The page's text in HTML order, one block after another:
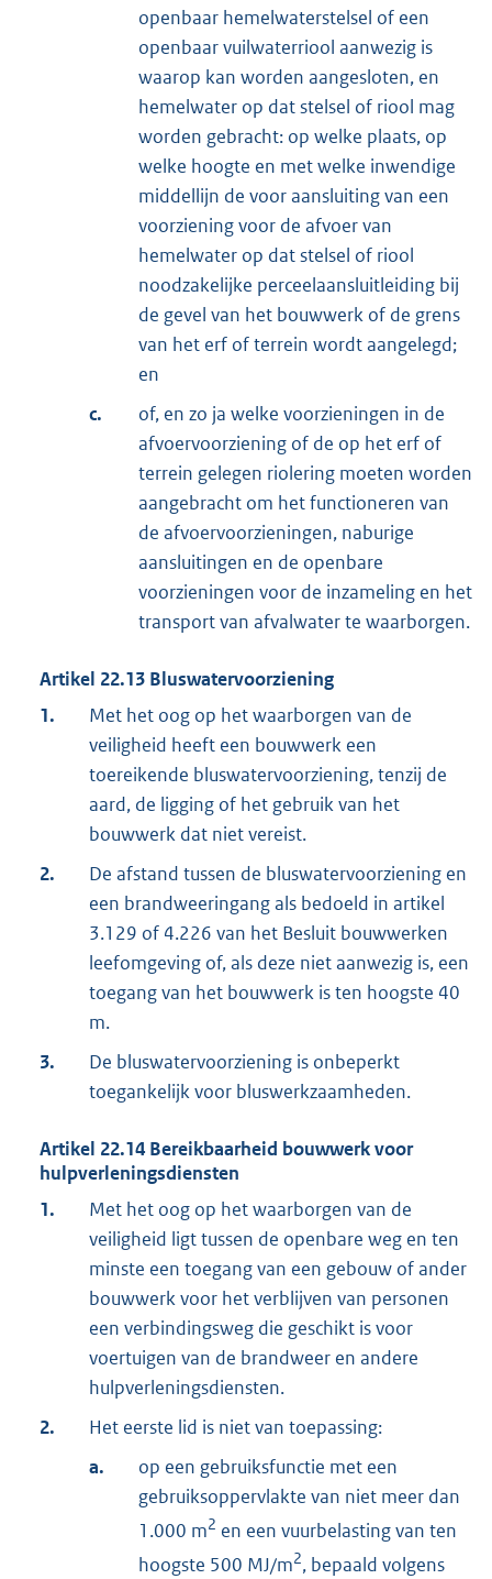
openbaar hemelwaterstelsel of een
openbaar vuilwaterriool aanwezig is
waarop kan worden aangesloten, en
hemelwater op dat stelsel of riool mag
worden gebracht: op welke plaats, op
welke hoogte en met welke inwendige
middellijn de voor aansluiting van een
voorziening voor de afvoer van
hemelwater op dat stelsel of riool
noodzakelijke perceelaansluitleiding bij
de gevel van het bouwwerk of de grens
van het erf of terrein wordt aangelegd;
en
c.
of, en zo ja welke voorzieningen in de
afvoervoorziening of de op het erf of
terrein gelegen riolering moeten worden
aangebracht om het functioneren van
de afvoervoorzieningen, naburige
aansluitingen en de openbare
voorzieningen voor de inzameling en het
transport van afvalwater te waarborgen.
Artikel 22.13 Bluswatervoorziening
1.
Met het oog op het waarborgen van de
veiligheid heeft een bouwwerk een
toereikende bluswatervoorziening, tenzij de
aard, de ligging of het gebruik van het
bouwwerk dat niet vereist.
2.
De afstand tussen de bluswatervoorziening en
een brandweeringang als bedoeld in artikel
3.129 of 4.226 van het Besluit bouwwerken
leefomgeving of, als deze niet aanwezig is, een
toegang van het bouwwerk is ten hoogste 40
m.
3.
De bluswatervoorziening is onbeperkt
toegankelijk voor bluswerkzaamheden.
Artikel 22.14 Bereikbaarheid bouwwerk voor
hulpverleningsdiensten
1.
Met het oog op het waarborgen van de
veiligheid ligt tussen de openbare weg en ten
minste een toegang van een gebouw of ander
bouwwerk voor het verblijven van personen
een verbindingsweg die geschikt is voor
voertuigen van de brandweer en andere
hulpverleningsdiensten.
2.
Het eerste lid is niet van toepassing:
a.
op een gebruiksfunctie met een
gebruiksoppervlakte van niet meer dan
1.000 m2 en een vuurbelasting van ten
hoogste 500 MJ/m2, bepaald volgens